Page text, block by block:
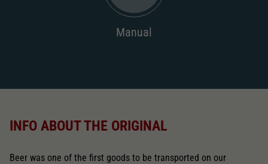
Manual
INFO ABOUT THE ORIGINAL
Beer was one of the first goods to be transported on our